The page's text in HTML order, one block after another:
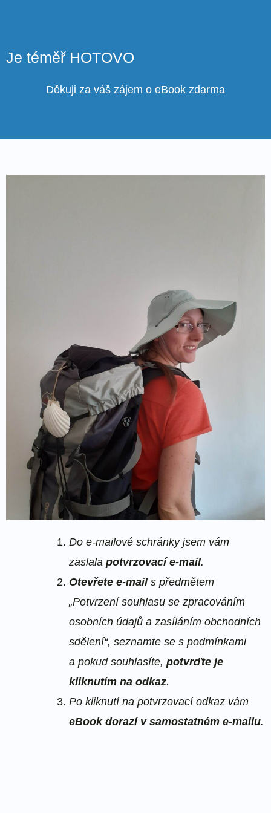
Je téměř HOTOVO
Děkuji za váš zájem o eBook zdarma
Do e-mailové schránky jsem vám
zaslala potvrzovací e-mail.
Otevřete e-mails předmětem
„Potvrzení souhlasu se zpracováním
osobních údajů a zasíláním obchodních
sdělení“, seznamte se s podmínkami
a pokud souhlasíte, potvrďte je
kliknutím na odkaz.
Po kliknutí na potvrzovací odkaz vám
eBook dorazí v samostatném e-mailu.